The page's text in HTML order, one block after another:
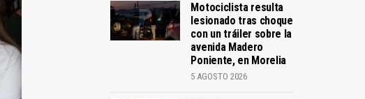
Motociclista resulta
lesionado tras choque
con un tráiler sobre la
avenida Madero
Poniente, en Morelia
5 AGOSTO 2026